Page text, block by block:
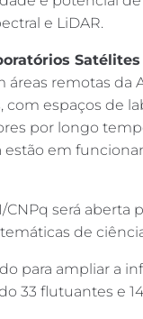
e LiDAR.
Satélites
remotas da
com espaços de
por longo
estão em
será aberta
de
para ampliar a
33 flutuantes e